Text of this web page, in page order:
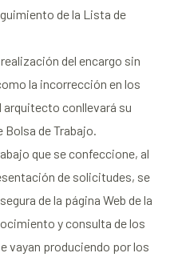
de la Lista de
del encargo sin
la incorrección en los
conllevará su
Bolsa de Trabajo.
que se confeccione, al
de solicitudes, se
de la página Web de la
y consulta de los
vayan produciendo por los